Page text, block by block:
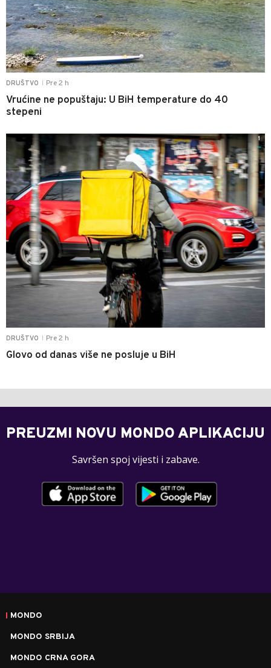
DRUŠTVO Pre 2 h
Vrućine ne popuštaju: U BiH temperature do 40
stepeni
DRUŠTVO Pre 2 h
Glovo od danas više ne posluje u BiH
1
PREUZMI NOVU MONDO APLIKACIJU
Savršen spoj vijesti i zabave.
MONDO
MONDO SRBIJA
MONDO CRNA GORA